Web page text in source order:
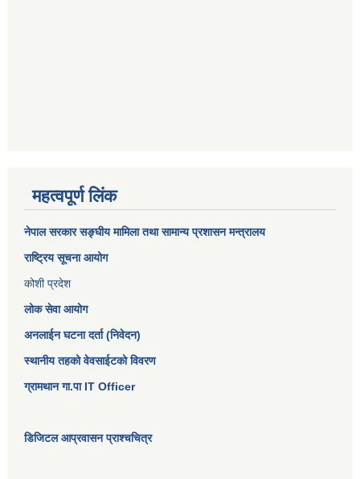
महत्वपूर्ण लिंक
नेपाल सरकारसङ्घीय मामिला तथा सामान्य प्रशासन मन्त्रालय
राष्ट्रिय सूचना आयोग
कोशी प्रदेश
लोक सेवा आयोग
अनलाईन घटना दर्ता (निवेदन)
स्थानीय तहको वेवसाईटको विवरण
ग्रामथान गा.पा IT Officer
डिजिटल आप्रवासन प्राश्चचित्र